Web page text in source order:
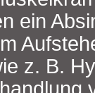
ein
z. B.